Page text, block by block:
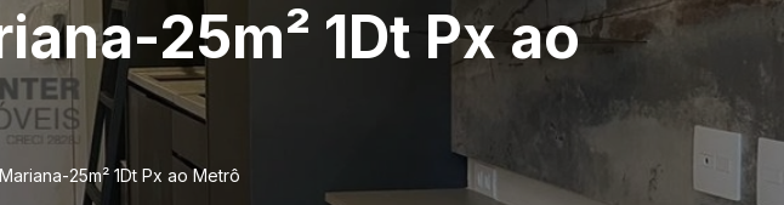
25m² 1Dt Px ao
25m² 1Dt Px ao Metrô